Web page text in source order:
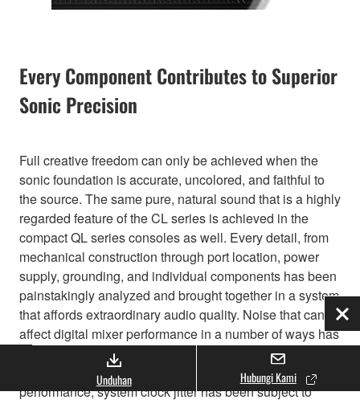
Every Component Contributes to Superior
Sonic Precision
Full creative freedom can only be achieved when the
sonic foundation is accurate, uncolored, and faithful to
the source. The same pure, natural sound that is a highly
regarded feature of the CL series is achieved in the
compact QL series consoles as well. Every detail, from
mechanical construction through port location, power
supply, grounding, and individual components has been
painstakingly analyzed and brought together in a system
that affords extraordinary audio quality. Noise that can
affect digital mixer performance in a number of ways has
also been thoroughly scrutinized and effectively
eliminated. Because it can affect AD/ DA converter
performance, system clock jitter has been subject to
Unduhan Hubungi Kami